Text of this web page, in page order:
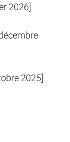
2026]
2025]